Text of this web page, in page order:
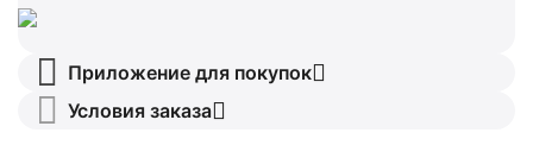
Приложение для покупок
Условия заказа